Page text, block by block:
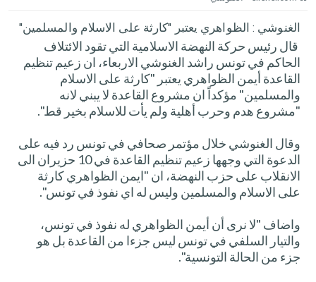
الغنوشي : الظواهري يعتبر "كارثة على الاسلام والمسلمين"
قال رئيس حركة النهضة الاسلامية التي تقود الائتلاف
الحاكم في تونس راشد الغنوشي الاربعاء، ان زعيم تنظيم
القاعدة أيمن الظواهري يعتبر "كارثة على الاسلام
والمسلمين" مؤكداً ان مشروع القاعدة لا يبني لانه
"مشروع هدم وحرب أهلية ولم يأت للاسلام بخير قط".
وقال الغنوشي خلال مؤتمر صحافي في تونس رد فيه على
الدعوة التي وجهها زعيم تنظيم القاعدة في 10 حزيران الى
الانقلاب على حزب النهضة، ان "ايمن الظواهري كارثة
على الاسلام والمسلمين وليس له اي نفوذ في تونس".
واضاف "لا نرى أن أيمن الظواهري له نفوذ في تونس،
والتيار السلفي في تونس ليس جزءا من القاعدة بل هو
جزء من الحالة التونسية".